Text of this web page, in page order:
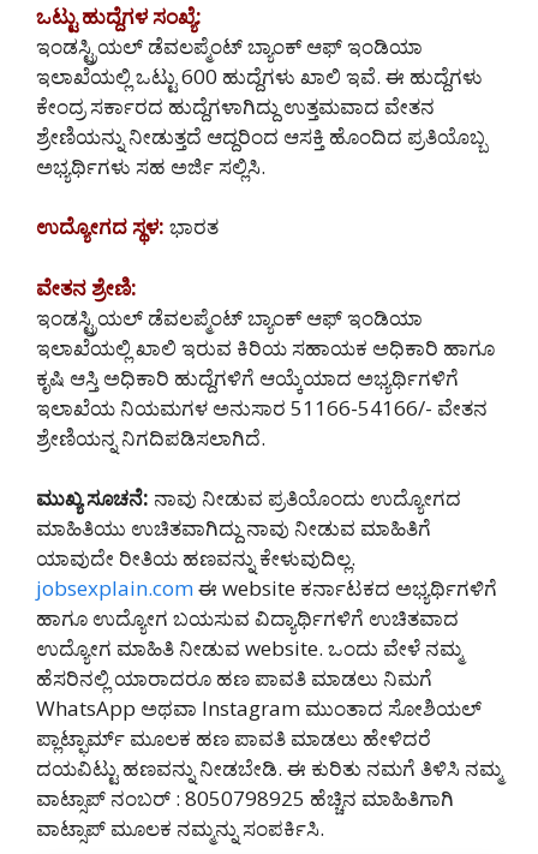
ಒಟ್ಟು ಹುದ್ದೆಗಳ ಸಂಖ್ಯೆ:
ಇಂಡಸ್ಟ್ರಿಯಲ್ ಡೆವಲಪ್ಮೆಂಟ್ ಬ್ಯಾಂಕ್ ಆಫ್ ಇಂಡಿಯಾ
ಇಲಾಖೆಯಲ್ಲಿ ಒಟ್ಟು 600 ಹುದ್ದೆಗಳು ಖಾಲಿ ಇವೆ. ಈ ಹುದ್ದೆಗಳು
ಕೇಂದ್ರ ಸರ್ಕಾರದ ಹುದ್ದೆಗಳಾಗಿದ್ದು ಉತ್ತಮವಾದ ವೇತನ
ಶ್ರೇಣಿಯನ್ನು ನೀಡುತ್ತದೆ ಆದ್ದರಿಂದ ಆಸಕ್ತಿ ಹೊಂದಿದ ಪ್ರತಿಯೊಬ್ಬ
ಅಭ್ಯರ್ಥಿಗಳು ಸಹ ಅರ್ಜಿ ಸಲ್ಲಿಸಿ.
ಉದ್ಯೋಗದ ಸ್ಥಳ: ಭಾರತ
ವೇತನ ಶ್ರೇಣಿ:
ಇಂಡಸ್ಟ್ರಿಯಲ್ ಡೆವಲಪ್ಮೆಂಟ್ ಬ್ಯಾಂಕ್ ಆಫ್ ಇಂಡಿಯಾ
ಇಲಾಖೆಯಲ್ಲಿ ಖಾಲಿ ಇರುವ ಕಿರಿಯ ಸಹಾಯಕ ಅಧಿಕಾರಿ ಹಾಗೂ
ಕೃಷಿ ಆಸ್ತಿ ಅಧಿಕಾರಿ ಹುದ್ದೆಗಳಿಗೆ ಆಯ್ಕೆಯಾದ ಅಭ್ಯರ್ಥಿಗಳಿಗೆ
ಇಲಾಖೆಯ ನಿಯಮಗಳ ಅನುಸಾರ 51166-54166/- ವೇತನ
ಶ್ರೇಣಿಯನ್ನ ನಿಗದಿಪಡಿಸಲಾಗಿದೆ.
ಮುಖ್ಯ ಸೂಚನೆ: ನಾವು ನೀಡುವ ಪ್ರತಿಯೊಂದು ಉದ್ಯೋಗದ
ಮಾಹಿತಿಯು ಉಚಿತವಾಗಿದ್ದು ನಾವು ನೀಡುವ ಮಾಹಿತಿಗೆ
ಯಾವುದೇ ರೀತಿಯ ಹಣವನ್ನು ಕೇಳುವುದಿಲ್ಲ.
jobsexplain.comಈ website ಕರ್ನಾಟಕದ ಅಭ್ಯರ್ಥಿಗಳಿಗೆ
ಹಾಗೂ ಉದ್ಯೋಗ ಬಯಸುವ ವಿದ್ಯಾರ್ಥಿಗಳಿಗೆ ಉಚಿತವಾದ
ಉದ್ಯೋಗ ಮಾಹಿತಿ ನೀಡುವ website. ಒಂದು ವೇಳೆ ನಮ್ಮ
ಹೆಸರಿನಲ್ಲಿ ಯಾರಾದರೂ ಹಣ ಪಾವತಿ ಮಾಡಲು ನಿಮಗೆ
WhatsApp ಅಥವಾ Instagram ಮುಂತಾದ ಸೋಶಿಯಲ್
ಪ್ಲಾಟ್ಫಾರ್ಮ್ ಮೂಲಕ ಹಣ ಪಾವತಿ ಮಾಡಲು ಹೇಳಿದರೆ
ದಯವಿಟ್ಟು ಹಣವನ್ನು ನೀಡಬೇಡಿ‌. ಈ ಕುರಿತು ನಮಗೆ ತಿಳಿಸಿ ನಮ್ಮ
ವಾಟ್ಸಾಪ್ ನಂಬರ್ : 8050798925 ಹೆಚ್ಚಿನ ಮಾಹಿತಿಗಾಗಿ
ವಾಟ್ಸಾಪ್ ಮೂಲಕ ನಮ್ಮನ್ನು ಸಂಪರ್ಕಿಸಿ.